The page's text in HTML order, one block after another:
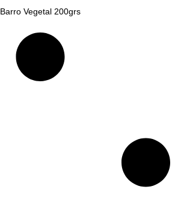
Barro Vegetal 200grs